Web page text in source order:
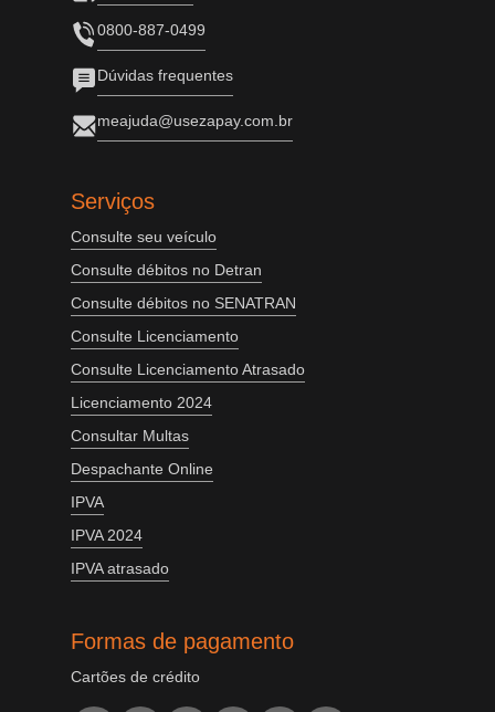
0800-887-0499
Dúvidas frequentes
meajuda@usezapay.com.br
Serviços
Consulte seu veículo
Consulte débitos no Detran
Consulte débitos no SENATRAN
Consulte Licenciamento
Consulte Licenciamento Atrasado
Licenciamento 2024
Consultar Multas
Despachante Online
IPVA
IPVA 2024
IPVA atrasado
Formas de pagamento
Cartões de crédito